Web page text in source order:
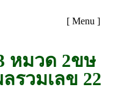
[ Menu ]
หมวด 2ขษ
รวมเลข 22